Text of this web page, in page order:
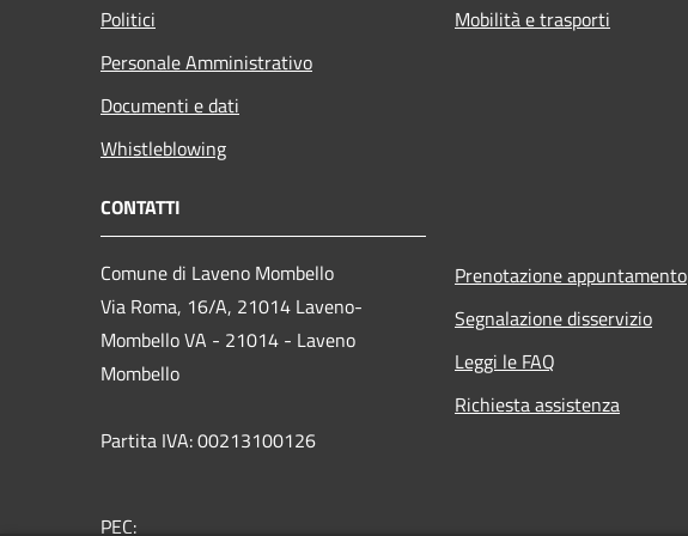
Politici
Personale Amministrativo
Documenti e dati
Whistleblowing
Mobilità e trasporti
CONTATTI
Comune di Laveno Mombello
Via Roma, 16/A, 21014 Laveno-
Mombello VA - 21014 - Laveno
Mombello
Partita IVA: 00213100126
PEC:
Prenotazione appuntamento
Segnalazione disservizio
Leggi le FAQ
Richiesta assistenza